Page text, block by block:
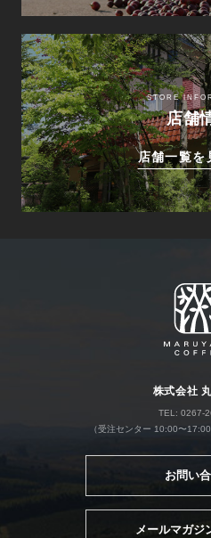
STORE
店舗
店舗一覧を
株式会社
TEL: 0267-
（受注センター 10:00〜
お問い
メールマガジ